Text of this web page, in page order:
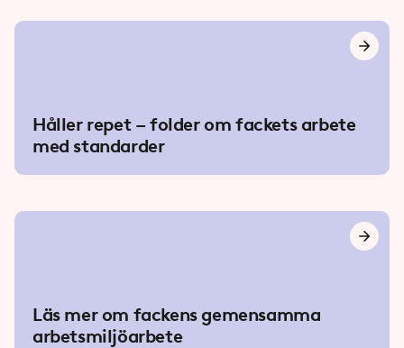
Håller repet – folder om fackets arbete
med standarder
Läs mer om fackens gemensamma
arbetsmiljöarbete